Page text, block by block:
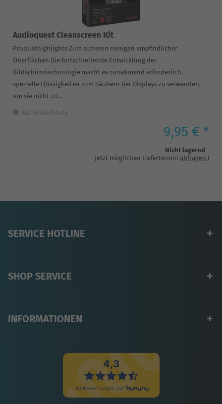
Audioquest Cleanscreen Kit
Produkthighlights Zum sicheren reinigen empfindlicher
Oberflächen Die fortschreitende Entwicklung der
Bildschirmtechnologie macht es zunehmend erforderlich,
spezielle Flüssigkeiten zum Säubern der Displays zu verwenden,
um sie nicht zu...
Auf Wunschliste
9,95 € *
Nicht lagernd -
Jetzt möglichen Liefertermin abfragen !
SERVICE HOTLINE
SHOP SERVICE
INFORMATIONEN